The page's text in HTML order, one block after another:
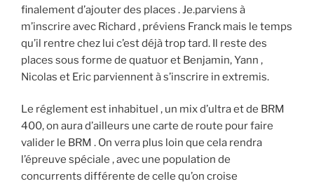
finalement d’ajouter des places . Je.parviens à
m’inscrire avec Richard , préviens Franck mais le temps
qu’il rentre chez lui c’est déjà trop tard. Il reste des
places sous forme de quatuor et Benjamin, Yann ,
Nicolas et Eric parviennent à s’inscrire in extremis.
Le réglement est inhabituel , un mix d’ultra et de BRM
400, on aura d’ailleurs une carte de route pour faire
valider le BRM . On verra plus loin que cela rendra
l’épreuve spéciale , avec une population de
concurrents différente de celle qu’on croise